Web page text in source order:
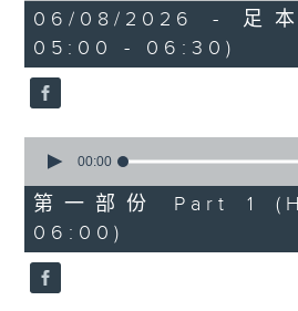
1
hour,
17
minutes,
8
seconds
06/08/2026 - 足
05:00 - 06:30)
seconds
52
minutes,
20
seconds
00:00
第一部份 Part 1
06:00)